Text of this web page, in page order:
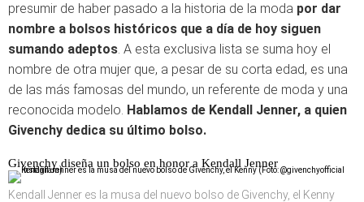
presumir de haber pasado a la historia de la moda por dar
nombre a bolsos históricos que a día de hoy siguen
sumando adeptos. A esta exclusiva lista se suma hoy el
nombre de otra mujer que, a pesar de su corta edad, es una
de las más famosas del mundo, un referente de moda y una
reconocida modelo. Hablamos de Kendall Jenner, a quien
Givenchy dedica su último bolso.
Givenchy diseña un bolso en honor a Kendall Jenner
Kendall Jenner es la musa del nuevo bolso de Givenchy, el Kenny